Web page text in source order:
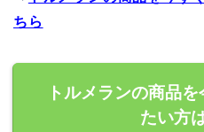
ちら
トルメランの商品
たい方